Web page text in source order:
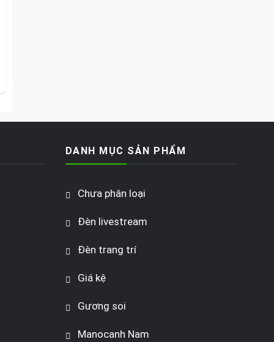
DANH MỤC SẢN PHẨM
Chưa phân loại
Đèn livestream
Đèn trang trí
Giá kệ
Gương soi
Manocanh Nam